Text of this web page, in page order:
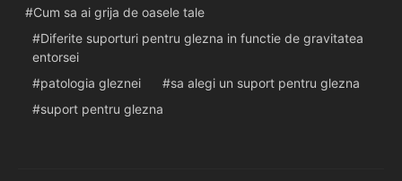
Cum sa ai grija de oasele tale
Diferite suporturi pentru glezna in functie de gravitatea
entorsei
patologia gleznei
sa alegi un suport pentru glezna
suport pentru glezna